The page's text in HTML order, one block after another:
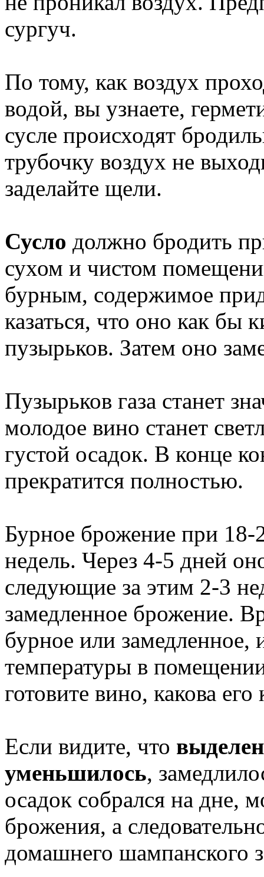
сургуч.
По тому, как воздух
водой, вы узнаете,
сусле происходят
трубочку воздух не
заделайте щели.
Сусло должно бродить
сухом и чистом
бурным, содержимое
казаться, что оно как бы
пузырьков. Затем оно
Пузырьков газа станет
молодое вино станет
густой осадок. В конце
прекратится полностью.
Бурное брожение при 18-
недель. Через 4-5 дней
следующие за этим 2-3
замедленное брожение.
бурное или замедленное,
температуры в
готовите вино, какова его
Если видите, что
уменьшилось,
осадок собрался на дне,
брожения, а
домашнего шампанского